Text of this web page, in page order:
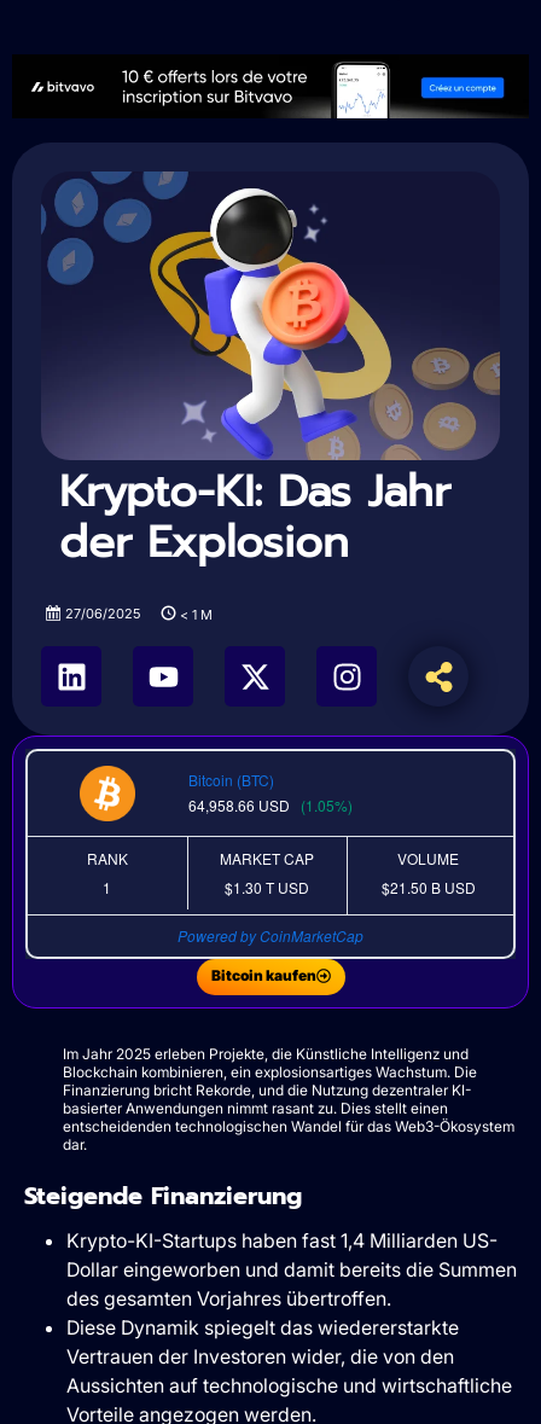
Krypto-KI: Das Jahr
der Explosion
27/06/2025 < 1 M
Bitcoin (BTC)
64,958.66 USD (1.05%)
RANK
1
MARKET CAP
$1.30 TUSD
VOLUME
$21.50 B USD
Powered by CoinMarketCap
Bitcoin kaufen
Im Jahr 2025 erleben Projekte, die Künstliche Intelligenz und
Blockchain kombinieren, ein explosionsartiges Wachstum. Die
Finanzierung bricht Rekorde, und die Nutzung dezentraler KI-
basierter Anwendungen nimmt rasant zu. Dies stellt einen
entscheidenden technologischen Wandel für das Web3-Ökosystem
dar.
Steigende Finanzierung
Krypto-KI-Startups haben fast 1,4 Milliarden US-
Dollar eingeworben und damit bereits die Summen
des gesamten Vorjahres übertroffen.
Diese Dynamik spiegelt das wiedererstarkte
Vertrauen der Investoren wider, die von den
Aussichten auf technologische und wirtschaftliche
Vorteile angezogen werden.